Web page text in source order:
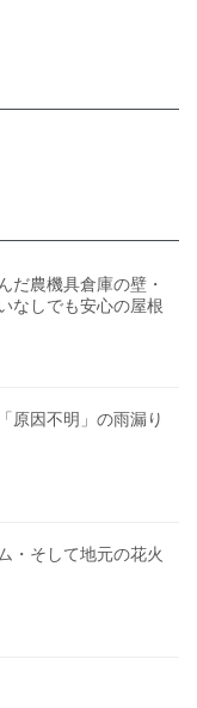
だ農機具倉庫の壁・
なしでも安心の屋根
原因不明」の雨漏り
・そして地元の花火